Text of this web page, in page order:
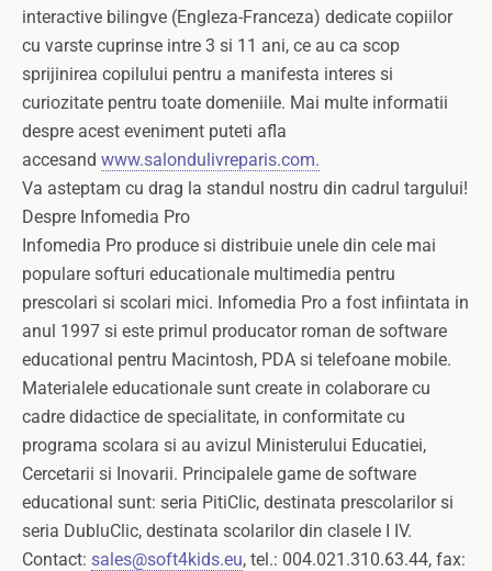
interactive bilingve (Engleza-Franceza) dedicate copiilor
cu varste cuprinse intre 3 si 11 ani, ce au ca scop
sprijinirea copilului pentru a manifesta interes si
curiozitate pentru toate domeniile. Mai multe informatii
despre acest eveniment puteti afla
accesand www.salondulivreparis.com.
Va asteptam cu drag la standul nostru din cadrul targului!
Despre Infomedia Pro
Infomedia Pro produce si distribuie unele din cele mai
populare softuri educationale multimedia pentru
prescolari si scolari mici. Infomedia Pro a fost infiintata in
anul 1997 si este primul producator roman de software
educational pentru Macintosh, PDA si telefoane mobile.
Materialele educationale sunt create in colaborare cu
cadre didactice de specialitate, in conformitate cu
programa scolara si au avizul Ministerului Educatiei,
Cercetarii si Inovarii. Principalele game de software
educational sunt: seria PitiClic, destinata prescolarilor si
seria DubluClic, destinata scolarilor din clasele I IV.
Contact: sales@soft4kids.eu, tel.: 004.021.310.63.44, fax: